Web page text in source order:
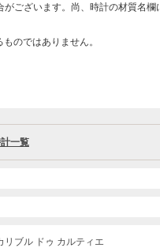
ございます。尚、時計の材質名欄
のではありません。
一覧
リブル ドゥ カルティエ